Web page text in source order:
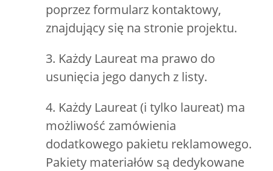
poprzez formularz kontaktowy,
znajdujący się na stronie projektu.
3. Każdy Laureat ma prawo do
usunięcia jego danych z listy.
4. Każdy Laureat (i tylko laureat) ma
możliwość zamówienia
dodatkowego pakietu reklamowego.
Pakiety materiałów są dedykowane